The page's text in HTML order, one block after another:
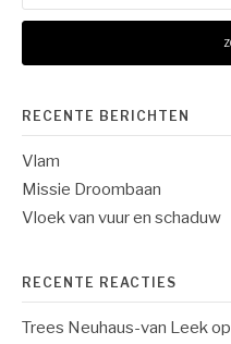
RECENTE BERICHTEN
Vlam
Missie Droombaan
Vloek van vuur en schaduw
RECENTE REACTIES
Trees Neuhaus-van Leek op